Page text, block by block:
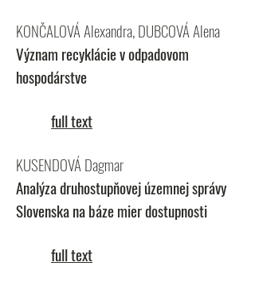
KONČALOVÁ Alexandra, DUBCOVÁ Alena
Význam recyklácie v odpadovom
hospodárstve
full text
KUSENDOVÁ Dagmar
Analýza druhostupňovej územnej správy
Slovenska na báze mier dostupnosti
full text